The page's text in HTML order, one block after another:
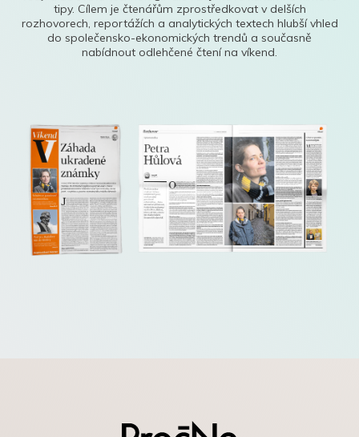
tipy. Cílem je čtenářům zprostředkovat v delších
rozhovorech, reportážích a analytických textech hlubší vhled
do společensko-ekonomických trendů a současně
nabídnout odlehčené čtení na víkend.